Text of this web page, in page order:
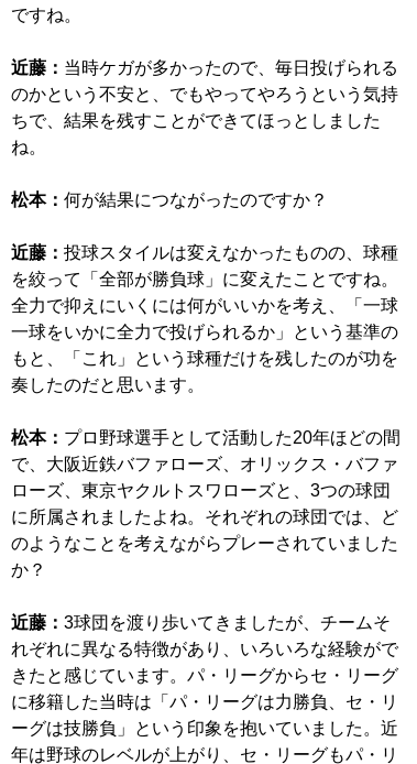
ですね。
近藤： 当時ケガが多かったので、毎日投げられる
のかという不安と、でもやってやろうという気持
ちで、結果を残すことができてほっとしました
ね。
松本： 何が結果につながったのですか？
近藤： 投球スタイルは変えなかったものの、球種
を絞って「全部が勝負球」に変えたことですね。
全力で抑えにいくには何がいいかを考え、「一球
一球をいかに全力で投げられるか」という基準の
もと、「これ」という球種だけを残したのが功を
奏したのだと思います。
松本： プロ野球選手として活動した20年ほどの間
で、大阪近鉄バファローズ、オリックス・バファ
ローズ、東京ヤクルトスワローズと、3つの球団
に所属されましたよね。それぞれの球団では、ど
のようなことを考えながらプレーされていました
か？
近藤： 3球団を渡り歩いてきましたが、チームそ
れぞれに異なる特徴があり、いろいろな経験がで
きたと感じています。パ・リーグからセ・リーグ
に移籍した当時は「パ・リーグは力勝負、セ・リ
ーグは技勝負」という印象を抱いていました。近
年は野球のレベルが上がり、セ・リーグもパ・リ